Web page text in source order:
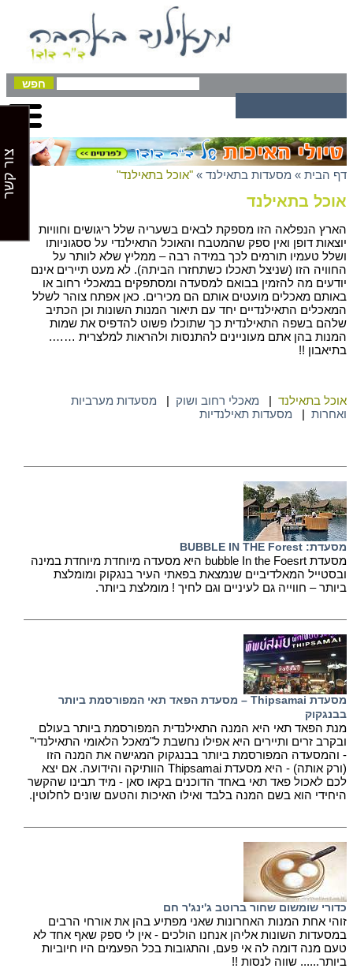
דף הבית » מסעדות בתאילנד » "אוכל בתאילנד"
אוכל בתאילנד
הארץ הנפלאה הזו מספקת לבאים בשעריה שלל ריגושים וחוויות
יוצאות דופן ואין ספק שהמטבח והאוכל התאילנדי על ססגוניותו
ושלל טעמיו תורמים לכך במידה רבה – ממליץ שלא לוותר על
החוויה הזו (שניצל תאכלו כשתחזרו הביתה). לא מעט תיירים אינם
יודעים מה להזמין בבואם למסעדה ומסתפקים במאכלי רחוב או
באותם מאכלים מועטים אותם הם מכירים. כאן אפתח צוהר לשלל
המאכלים התאילנדיים יחד עם תיאור המנות השונות וכן הכתיב
שלהם בשפה התאילנדית כך שתוכלו פשוט להדפיס את שמות
המנות בהן אתם מעוניינים להתנסות ולהראות למלצרית …….
בתיאבון !!
אוכל בתאילנד | מאכלי רחוב ושוק | מסעדות מערביות
ואחרות | מסעדות תאילנדיות
מסעדת: BUBBLE IN THE Forest
מסעדת bubble In the Foesrt היא מסעדה מיוחדת מיוחדת במינה
ובסטייל המאלדיביים שנמצאת בפאתי העיר בנגקוק ומומלצת
ביותר – חווייה גם לעיניים וגם לחיך ! מומלצת ביותר.
מסעדת Thipsamai – מסעדת הפאד תאי המפורסמת ביותר
בבנגקוק
מנת הפאד תאי היא המנה התאילנדית המפורסמת ביותר בעולם
ובקרב זרים ותיירים היא אפילו נחשבת ל"מאכל הלאומי התאילנדי"
- והמסעדה המפורסמת ביותר בבנגקוק המגישה את המנה הזו
(ורק אותה) - היא מסעדת Thipsamai הוותיקה והידועה. אם יצא
לכם לאכול פאד תאי באחד הדוכנים בקאו סאן - מיד תבינו שהקשר
היחידי הוא בשם המנה בלבד ואילו האיכות והטעם שונים לחלוטין.
כדורי שומשום שחור ברוטב ג'ינג'ר חם
זוהי אחת המנות האחרונות שאני מפתיע בהן את אורחי הרבים
במסעדות השונות אליהן אנחנו הולכים - אין לי ספק שאף אחד לא
טעם מנה דומה לה אי פעם, והתגובות בכל הפעמים היו חיוביות
ביותר...... שווה לנסות !!
צור קשר